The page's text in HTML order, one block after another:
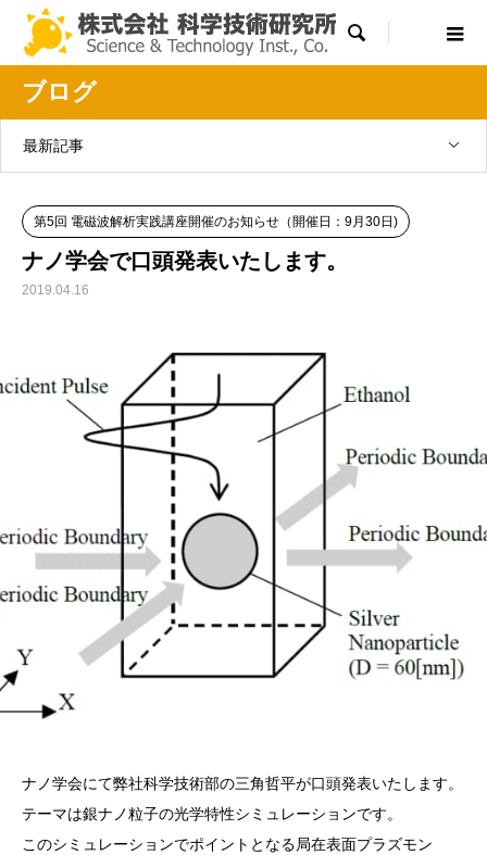

ブログ
最新記事
第5回 電磁波解析実践講座開催のお知らせ（開催日：9月30日)
ナノ学会で口頭発表いたします。
2019.04.16
ナノ学会にて弊社科学技術部の三角哲平が口頭発表いたします。
テーマは銀ナノ粒子の光学特性シミュレーションです。
このシミュレーションでポイントとなる局在表面プラズモン